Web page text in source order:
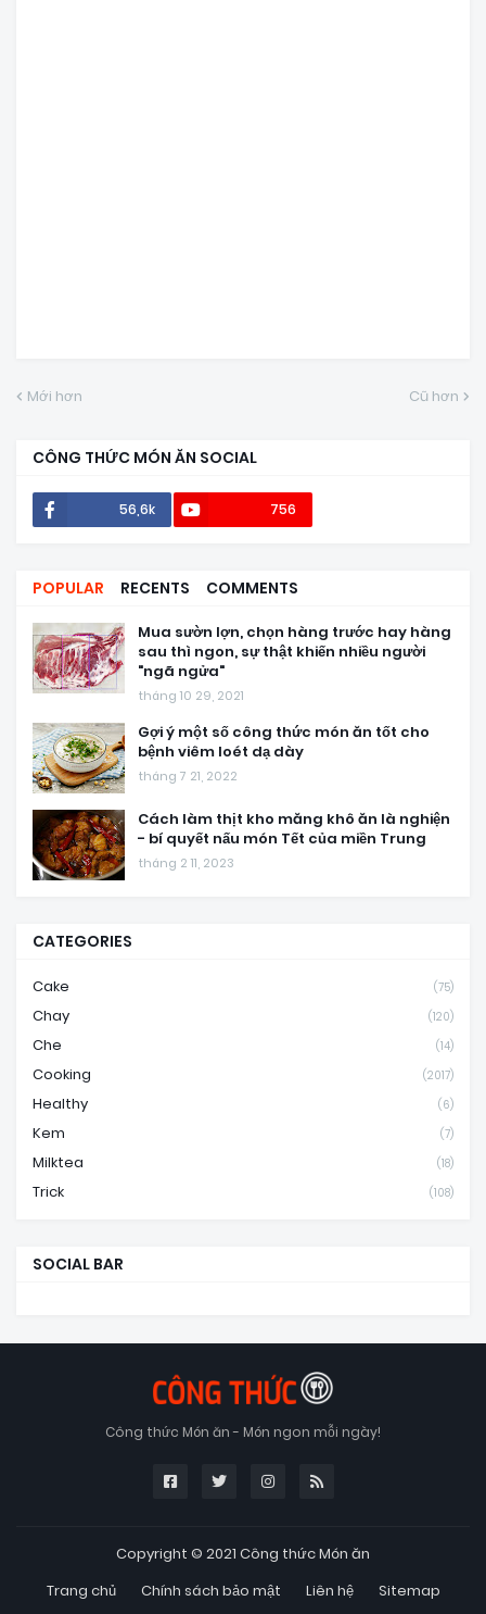
Mới hơn Cũ hơn
CÔNG THỨC MÓN ĂN SOCIAL
56,6k 756
POPULAR RECENTS COMMENTS
Mua sườn lợn, chọn hàng trước hay hàng
sau thì ngon, sự thật khiến nhiều người
"ngã ngửa"
tháng 10 29, 2021
Gợi ý một số công thức món ăn tốt cho
bệnh viêm loét dạ dày
tháng 7 21, 2022
Cách làm thịt kho măng khô ăn là nghiện
- bí quyết nấu món Tết của miền Trung
tháng 2 11, 2023
CATEGORIES
Cake (75)
Chay (120)
Che (14)
Cooking (2017)
Healthy (6)
Kem (7)
Milktea (18)
Trick (108)
SOCIAL BAR
Công thức Món ăn - Món ngon mỗi ngày!
Copyright © 2021 Công thức Món ăn
Trang chủ
Chính sách bảo mật Liên hệ Sitemap